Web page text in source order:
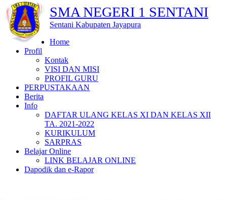
SMA NEGERI 1 SENTANI
Sentani Kabupaten Jayapura
Home
Profil
Kontak
VISI DAN MISI
PROFIL GURU
PERPUSTAKAAN
Berita
Info
DAFTAR ULANG KELAS XI DAN KELAS XII
TA. 2021-2022
KURIKULUM
SARPRAS
Belajar Online
LINK BELAJAR ONLINE
Dapodik dan e-Rapor